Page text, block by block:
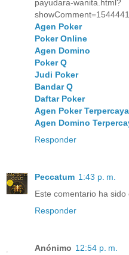
payudara-wanita.html?
Agen Poker
Poker Online
Agen Domino
Poker Q
Judi Poker
Bandar Q
Daftar Poker
Agen Poker Terpercaya
Agen Domino
Responder
Peccatum 1:43 p. m.
Este comentario ha
Responder
Anónimo 12:54 p. m.